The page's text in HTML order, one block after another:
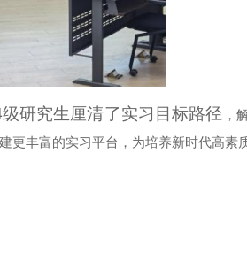
级研究生厘清了实习目标路径 ，
更丰富的实习平台， 为培养新时代高素